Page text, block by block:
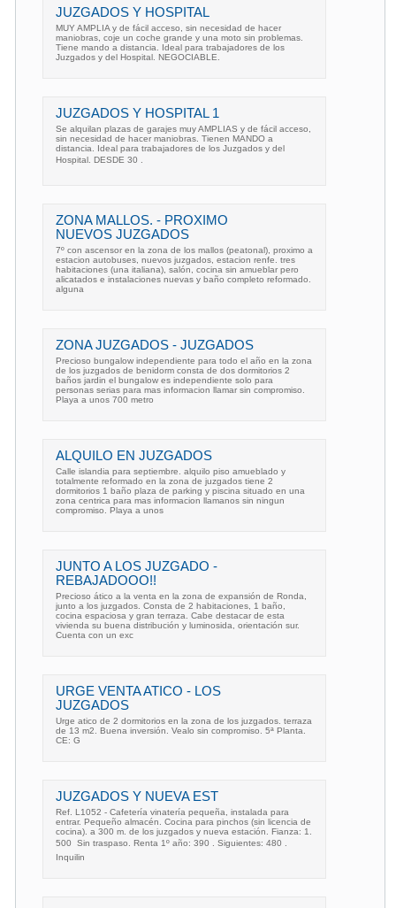
JUZGADOS Y HOSPITAL
MUY AMPLIA y de fácil acceso, sin necesidad de hacer
maniobras, coje un coche grande y una moto sin problemas.
Tiene mando a distancia. Ideal para trabajadores de los
Juzgados y del Hospital. NEGOCIABLE.
JUZGADOS Y HOSPITAL 1
Se alquilan plazas de garajes muy AMPLIAS y de fácil acceso,
sin necesidad de hacer maniobras. Tienen MANDO a
distancia. Ideal para trabajadores de los Juzgados y del
Hospital. DESDE 30 .
ZONA MALLOS. - PROXIMO
NUEVOS JUZGADOS
7º con ascensor en la zona de los mallos (peatonal), proximo a
estacion autobuses, nuevos juzgados, estacion renfe. tres
habitaciones (una italiana), salón, cocina sin amueblar pero
alicatados e instalaciones nuevas y baño completo reformado.
alguna
ZONA JUZGADOS - JUZGADOS
Precioso bungalow independiente para todo el año en la zona
de los juzgados de benidorm consta de dos dormitorios 2
baños jardin el bungalow es independiente solo para
personas serias para mas informacion llamar sin compromiso.
Playa a unos 700 metro
ALQUILO EN JUZGADOS
Calle islandia para septiembre. alquilo piso amueblado y
totalmente reformado en la zona de juzgados tiene 2
dormitorios 1 baño plaza de parking y piscina situado en una
zona centrica para mas informacion llamanos sin ningun
compromiso. Playa a unos
JUNTO A LOS JUZGADO -
REBAJADOOO!!
Precioso ático a la venta en la zona de expansión de Ronda,
junto a los juzgados. Consta de 2 habitaciones, 1 baño,
cocina espaciosa y gran terraza. Cabe destacar de esta
vivienda su buena distribución y luminosida, orientación sur.
Cuenta con un exc
URGE VENTA ATICO - LOS
JUZGADOS
Urge atico de 2 dormitorios en la zona de los juzgados. terraza
de 13 m2. Buena inversión. Vealo sin compromiso. 5ª Planta.
CE: G
JUZGADOS Y NUEVA EST
Ref. L1052 - Cafetería vinatería pequeña, instalada para
entrar. Pequeño almacén. Cocina para pinchos (sin licencia de
cocina). a 300 m. de los juzgados y nueva estación. Fianza: 1.
500  Sin traspaso. Renta 1º año: 390 . Siguientes: 480 .
Inquilin